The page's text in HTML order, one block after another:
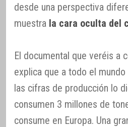
desde una perspectiva
muestra la cara oculta del
El documental que veréis a
explica que a todo el
las cifras de producción lo
consumen 3 millones de
consume en Europa. Una